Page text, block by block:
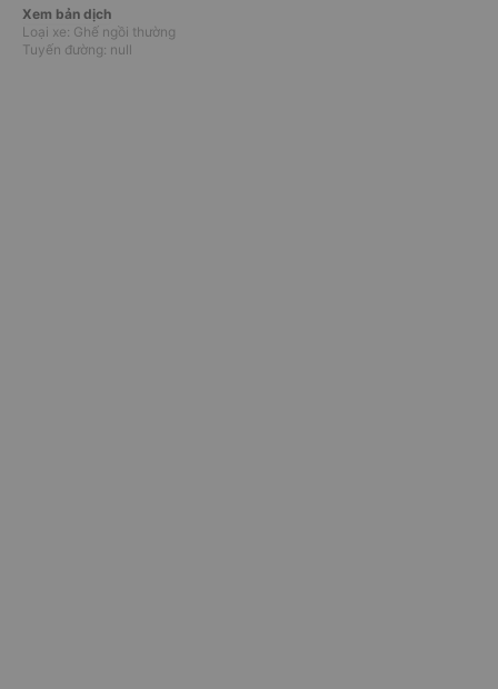
Nhà xe nhận được thông tin ngay khi đặt chỗ. Cam kết
hoàn 150% nếu nhà xe không cung cấp dịch vụ vận
chuyển (*).
Xem bản dịch
Loại xe: Ghế ngồi thường
Tuyến đường: null